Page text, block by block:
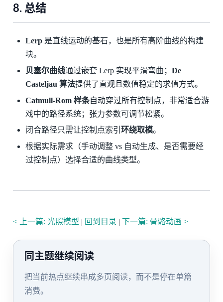
8. 总结
Lerp 是直线运动的基石，也是所有高阶曲线的构建
块。
贝塞尔曲线通过嵌套 Lerp 实现平滑弯曲；De
Casteljau 算法提供了直观且数值稳定的求值方式。
Catmull-Rom 样条自动穿过所有控制点，非常适合游
戏中的路径系统；张力参数可调节松紧。
闭合路径只需让控制点索引环绕取模。
根据实际需求（手动调整 vs 自动生成、是否需要经
过控制点）选择合适的曲线类型。
< 上一篇: 光照模型 | 回到目录 | 下一篇: 骨骼动画 >
同主题继续阅读
把当前热点继续串成多页阅读，而不是停在单篇
消费。